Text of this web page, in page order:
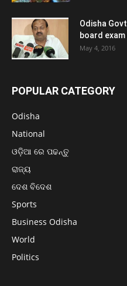
Odisha
board
May 4, 2016
POPULAR CATEGORY
Odisha
National
ଓଡ଼ିଆ ରେ ପଢନ୍ତୁ
ରାଜ୍ୟ
ଦେଶ ବିଦେଶ
Sports
Business Odisha
World
Politics